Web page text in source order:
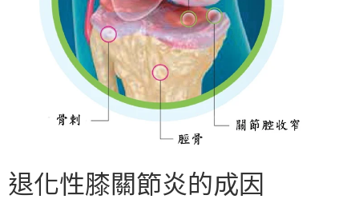
退化性膝關節炎的成因